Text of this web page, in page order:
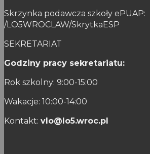
Skrzynka podawcza szkoły ePUAP:
/LO5WROCLAW/SkrytkaESP
SEKRETARIAT
Godziny pracy sekretariatu:
Rok szkolny: 9:00-15:00
Wakacje: 10:00-14:00
Kontakt: vlo@lo5.wroc.pl